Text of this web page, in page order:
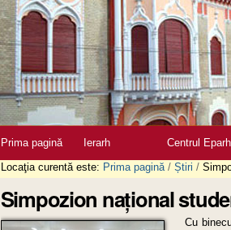
Prima pagină Ierarh Centrul
Locaţia curentă este: Prima pagină / Știri /
Simpozion național
Cu